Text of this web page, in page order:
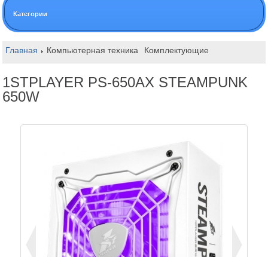
Категории
Главная Компьютерная техника Комплектующие
1STPLAYER PS-650AX STEAMPUNK
650W